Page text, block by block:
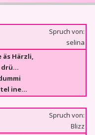
Spruch von:
selina
äs Härzli,
ine…
Spruch von:
Blizz